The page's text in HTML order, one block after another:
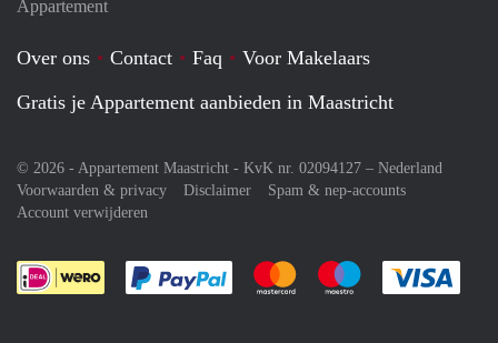
Appartement
Over ons Contact Faq
Voor Makelaars
Gratis je Appartement aanbieden in Maastricht
© 2026 - Appartement Maastricht - KvK nr. 02094127 – Nederland
Voorwaarden & privacy
Disclaimer
Spam & nep-accounts
Account verwijderen
Je rekent gemakkelijk af met Paypal
Je rekent gemakkelijk af met
Je rekent